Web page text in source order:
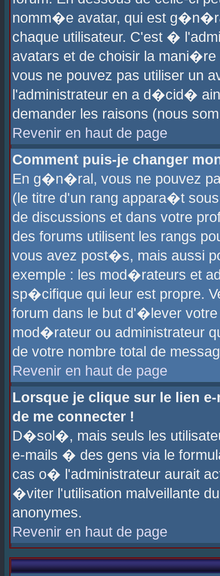
nomm�e avatar, qui est
chaque utilisateur. C'est �
avatars et de choisir la
vous ne pouvez pas utiliser un
l'administrateur en a d�cid�
demander les raisons (nous
Revenir en haut de page
Comment puis-je changer
En g�n�ral, vous ne pouvez
(le titre d'un rang appara�t
de discussions et dans votre
des forums utilisent les rangs
vous avez post�s, mais aussi
exemple : les mod�rateurs et
sp�cifique qui leur est propre.
forum dans le but d'�lever
mod�rateur ou administrateur
de votre nombre total de
Revenir en haut de page
Lorsque je clique sur le lien
de me connecter !
D�sol�, mais seuls les
e-mails � des gens via le
cas o� l'administrateur aurait
�viter l'utilisation malveillante
anonymes.
Revenir en haut de page